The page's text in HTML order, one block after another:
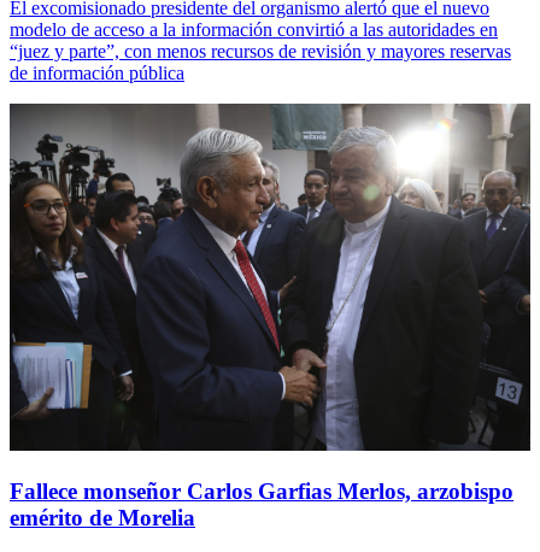
El excomisionado presidente del organismo alertó que el nuevo
modelo de acceso a la información convirtió a las autoridades en
“juez y parte”, con menos recursos de revisión y mayores reservas
de información pública
Fallece monseñor Carlos Garfias Merlos, arzobispo
emérito de Morelia